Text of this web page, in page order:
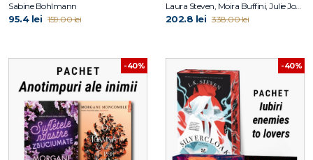
Sabine Bohlmann
95.4 lei 159.00 lei
Laura Steven, Moira Buffini, Julie Johnson, L.K.Steven
202.8 lei 338.00 lei
-40% -40%